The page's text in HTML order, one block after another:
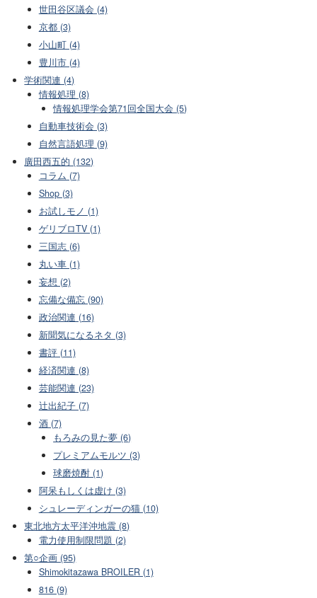
世田谷区議会 (4)
京都 (3)
小山町 (4)
豊川市 (4)
学術関連 (4)
情報処理 (8)
情報処理学会第71回全国大会 (5)
自動車技術会 (3)
自然言語処理 (9)
廣田西五的 (132)
コラム (7)
Shop (3)
お試しモノ (1)
ゲリブロTV (1)
三国志 (6)
丸い車 (1)
妄想 (2)
忘備な備忘 (90)
政治関連 (16)
新聞気になるネタ (3)
書評 (11)
経済関連 (8)
芸能関連 (23)
辻出紀子 (7)
酒 (7)
もろみの見た夢 (6)
プレミアムモルツ (3)
球磨焼酎 (1)
阿呆もしくは虚け (3)
シュレーディンガーの猫 (10)
東北地方太平洋沖地震 (8)
電力使用制限問題 (2)
第○企画 (95)
Shimokitazawa BROILER (1)
816 (9)